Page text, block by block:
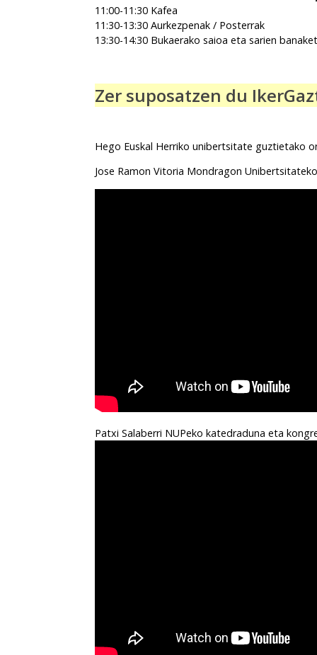
11:00-11:30 Kafea
11:30-13:30 Aurkezpenak / Posterrak
13:30-14:30 Bukaerako saioa eta sarien
Zer suposatzen du
Hego Euskal Herriko unibertsitate guztietako
Jose Ramon Vitoria Mondragon
Patxi Salaberri NUPeko katedraduna eta